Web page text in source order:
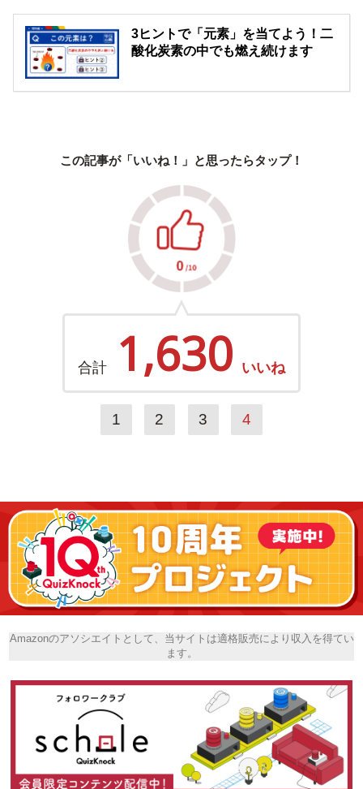
3ヒントで「元素」を当てよう！二
酸化炭素の中でも燃え続けます
この記事が「いいね！」と思ったらタップ！
合計 1,630 いいね
1 2 3 4
Amazonのアソシエイトとして、当サイトは適格販売により収入を得てい
ます。